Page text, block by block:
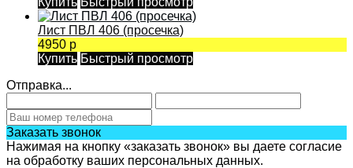
Лист ПВЛ 406 (просечка)
4950 р
Купить Быстрый просмотр
Отправка...
Заказать звонок
Нажимая на кнопку «заказать звонок» вы даете согласие
на обработку ваших персональных данных.